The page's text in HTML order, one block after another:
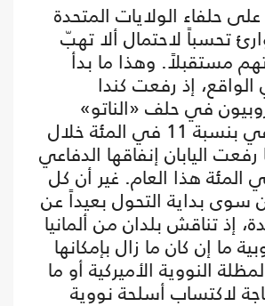
حلفاء الولايات المتحدة
تحسباً لاحتمال ألا تهبّ
مستقبلاً. وهذا ما بدأ
إذ رفعت كندا
في حلف «الناتو»
إنفاقهم الدفاعي بنسبة 11 في المئة خلال
كما رفعت اليابان إنفاقها الدفاعي
16.5 في المئة هذا العام. غير أن كل
سوى بداية التحول بعيداً عن
إذ تناقش بلدان من ألمانيا
ما إن كان ما زال بإمكانها
النووية الأميركية أو ما
لاكتساب أسلحة نووية